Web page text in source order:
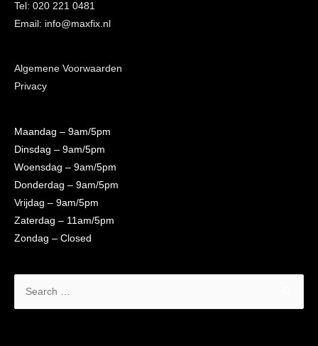
Tel: 020 221 0481
Email: info@maxfix.nl
Algemene Voorwaarden
Privacy
Maandag – 9am/5pm
Dinsdag – 9am/5pm
Woensdag – 9am/5pm
Donderdag – 9am/5pm
Vrijdag – 9am/5pm
Zaterdag – 11am/5pm
Zondag – Closed